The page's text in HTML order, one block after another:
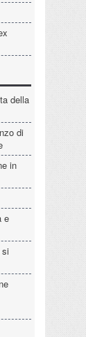
della
di
in
e